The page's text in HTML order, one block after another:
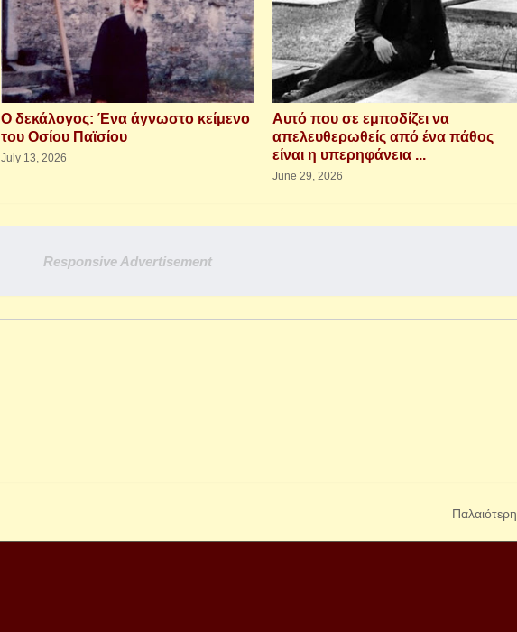
Ο δεκάλογος: Ένα άγνωστο κείμενο
του Οσίου Παϊσίου
July 13, 2026
Αυτό που σε εμποδίζει να
απελευθερωθείς από ένα πάθος
είναι η υπερηφάνεια ...
June 29, 2026
Responsive Advertisement
Παλαιότερη